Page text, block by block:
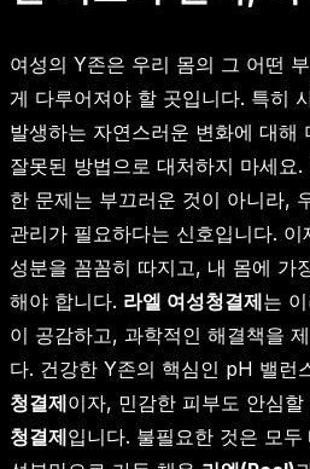
여성의 Y존은 우리 몸의 그 어떤
게 다루어져야 할 곳입니다. 특히
발생하는 자연스러운 변화에 대해
잘못된 방법으로 대처하지 마세요.
한 문제는 부끄러운 것이 아니라,
관리가 필요하다는 신호입니다.
성분을 꼼꼼히 따지고, 내 몸에 가
해야 합니다. 라엘 여성청결제는
이 공감하고, 과학적인 해결책을
다. 건강한 Y존의 핵심인 pH 밸런
청결제이자, 민감한 피부도 안심
청결제입니다. 불필요한 것은 모